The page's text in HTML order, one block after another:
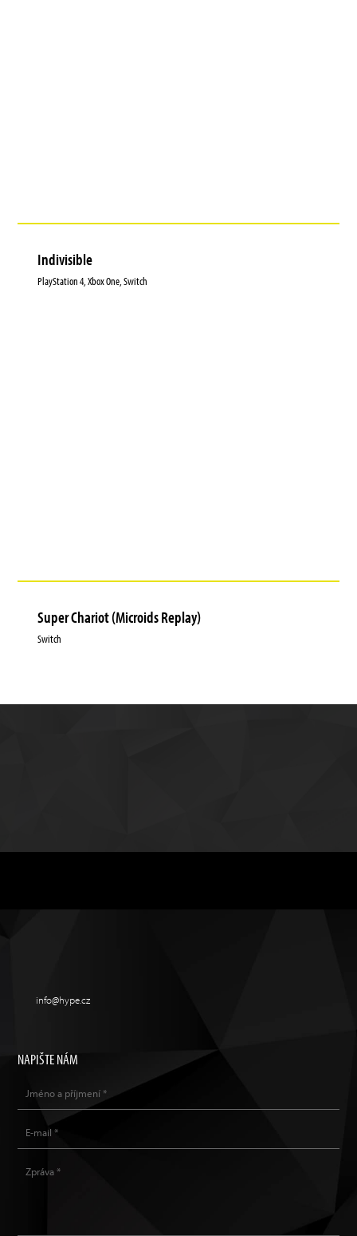
Indivisible
PlayStation 4, Xbox One, Switch
Super Chariot (Microids Replay)
Switch
info@hype.cz
NAPIŠTE NÁM